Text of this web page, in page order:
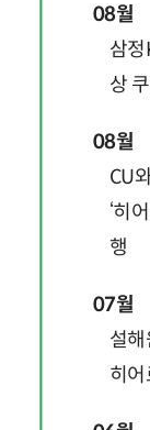
08월
삼
상
08월
CU
‘히
행
07월
설
히어